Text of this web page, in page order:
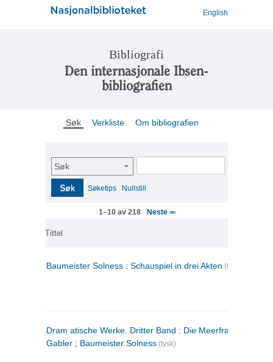
English
Bibliografi
Den internasjonale Ibsen-
bibliografien
Søk Verkliste Om bibliografien
Søk
Søk Søketips Nullstill
1–10 av 218 Neste >>
Tittel
Baumeister Solness : Schauspiel in drei Akten (tysk)
Dram atische Werke. Dritter Band : Die Meerfrau ; Hedda
Gabler ; Baumeister Solness (tysk)